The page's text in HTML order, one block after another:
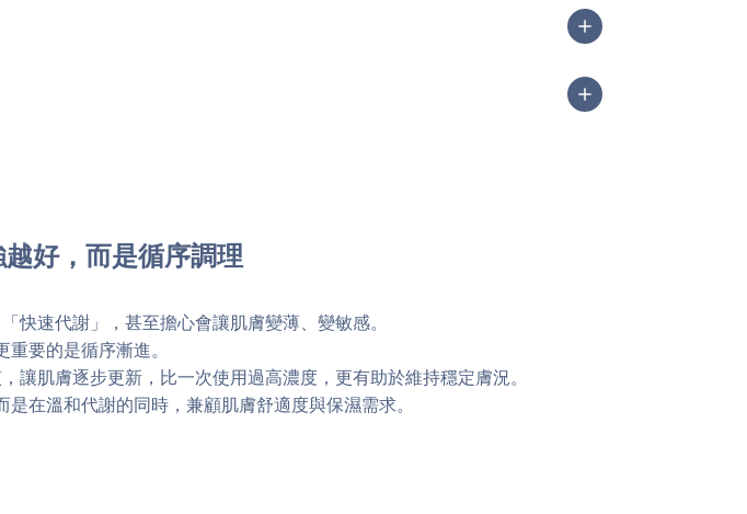
好，而是循序調理
快速代謝」，甚至擔心會讓肌膚變薄、變敏感。
要的是循序漸進。
肌膚逐步更新，比一次使用過高濃度，更有助於維持穩定膚況。
在溫和代謝的同時，兼顧肌膚舒適度與保濕需求。